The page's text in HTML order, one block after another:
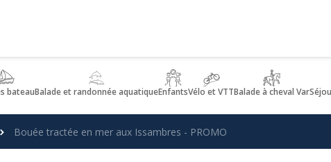
bateauBalade et randonnée aquatiqueEnfantsVélo et VTTBalade à cheval Var
Bouée tractée en mer aux Issambres - PROMO